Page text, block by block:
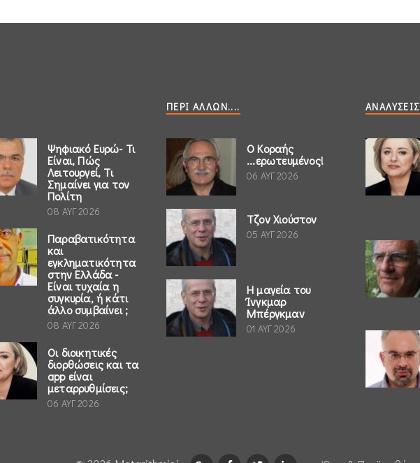
Ψηφιακό Ευρώ- Τι
Είναι, Πώς
Λειτουργεί, Τι
Σημαίνει για τον
Πολίτη
08 ΑΥΓ 2026
Παραβατικότητα
και
εγκληματικότητα
στην Ελλάδα -
Είναι τυχαία η
συγκυρία, ή κάτι
άλλο συμβαίνει ;
08 ΑΥΓ 2026
Οι διοικητικές
διορθώσεις και τα
app είναι
μεταρρυθμίσεις;
06 ΑΥΓ 2026
ΠΕΡΊ ΆΛΛΩΝ....
Ο Κοραής
...ερωτευμένος!
06 ΑΥΓ 2026
Τζον Χιούστον
05 ΑΥΓ 2026
Η μαγεία του
Ίνγκμαρ
Μπέργκμαν
01 ΑΥΓ 2026
ΑΝΑΛΎΣΕΙΣ